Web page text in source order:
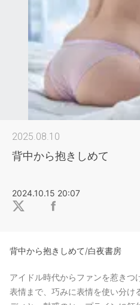
2025.08.10
背中から抱きしめて
2024.10.15 20:07
背中から抱きしめて/白夜書房
アイドル時代からファンを惹きつ
表情まで、巧みに表情を使い分け